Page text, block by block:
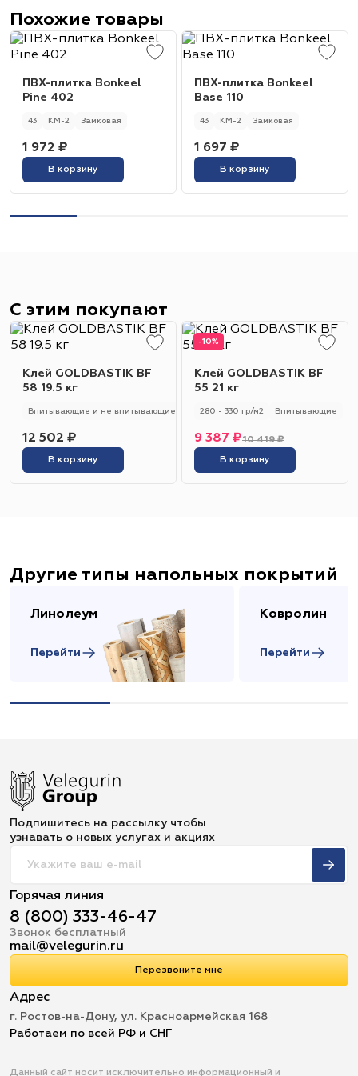
Похожие товары
ПВХ-плитка Bonkeel
Pine 402
43 КМ-2 Замковая
1 972 ₽
В корзину
ПВХ-плитка Bonkeel
Base 110
43 КМ-2 Замковая
1 697 ₽
В корзину
С этим покупают
Клей GOLDBASTIK BF
58 19.5 кг
Впитывающие и не впитывающие 250 - 280 гр/м2 Универсальный
12 502 ₽
В корзину
-10%
Клей GOLDBASTIK BF
55 21 кг
280 - 330 гр/м2 Впитывающие
10 419 ₽
9 387 ₽
В корзину
Другие типы напольных покрытий
Линолеум
Перейти
Ковролин
Перейти
Подпишитесь на рассылку чтобы
узнавать о новых услугах и акциях
Горячая линия
8 (800) 333-46-47
Звонок бесплатный
mail@velegurin.ru
Перезвоните мне
Адрес
г. Ростов-на-Дону, ул. Красноармейская 168
Работаем по всей РФ и СНГ
Данный сайт носит исключительно информационный и